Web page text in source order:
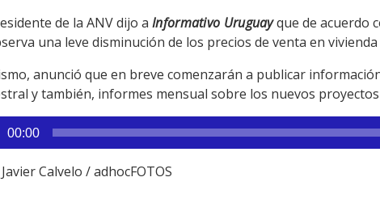
de la ANV dijo a Informativo Uruguayque de acuerdo
una leve disminución de los precios de venta en
anunció que en breve comenzarán a publicar
y también, informes mensual sobre los nuevos
00:00
Calvelo / adhocFOTOS